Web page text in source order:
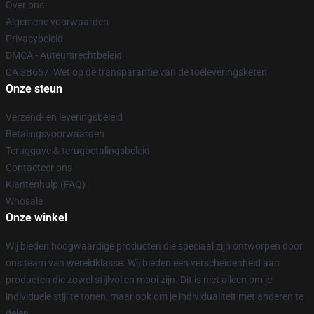
Over ons
Algemene voorwaarden
Privacybeleid
DMCA - Auteursrechtbeleid
CA SB657: Wet op de transparantie van de toeleveringsketen
Onze steun
Verzend- en leveringsbeleid
Betalingsvoorwaarden
Teruggave & terugbetalingsbeleid
Contacteer ons
Klantenhulp (FAQ)
Whosale
Onze winkel
Wij bieden hoogwaardige producten die speciaal zijn ontworpen door
ons team van wereldklasse. Wij bieden een verscheidenheid aan
producten die zowel stijlvol en mooi zijn. Dit is niet alleen om je
individuele stijl te tonen, maar ook om je individualiteit met anderen te